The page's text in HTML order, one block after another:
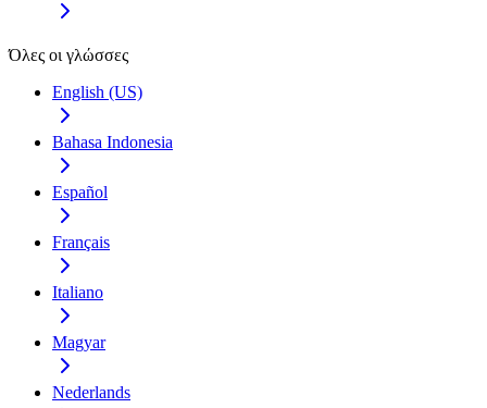
Όλες οι γλώσσες
English (US)
Bahasa Indonesia
Español
Français
Italiano
Magyar
Nederlands